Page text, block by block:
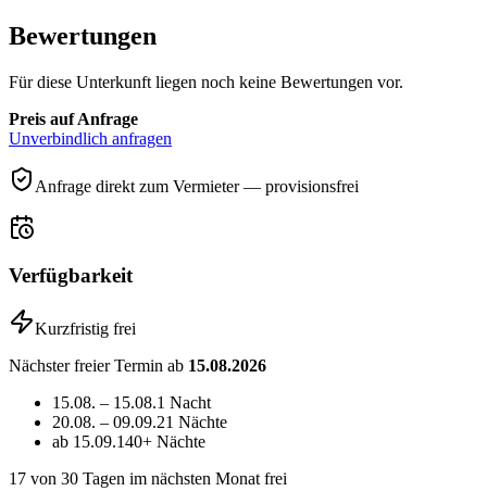
Bewertungen
Für diese Unterkunft liegen noch keine Bewertungen vor.
Preis auf Anfrage
Unverbindlich anfragen
Anfrage direkt zum Vermieter — provisionsfrei
Verfügbarkeit
Kurzfristig frei
Nächster freier Termin ab 15.08.2026
15.08. – 15.08.1 Nacht
20.08. – 09.09.21 Nächte
ab 15.09.140+ Nächte
17 von 30 Tagen im nächsten Monat frei